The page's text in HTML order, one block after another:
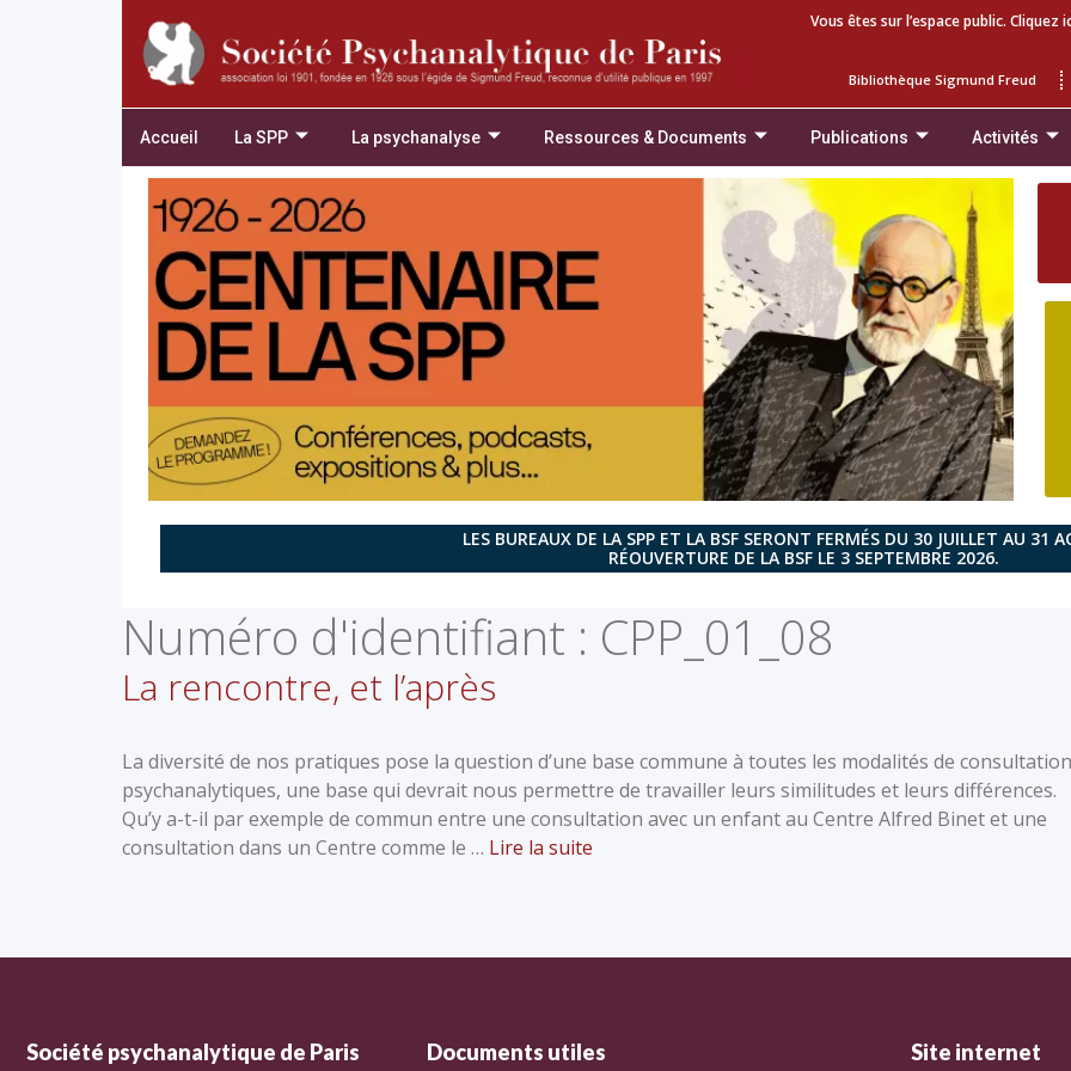
Vous êtes sur l’espace public.
Bibliothèque Sigmund Freud
Accueil La SPP La psychanalyse Ressources & Documents Publications Activités
LES BUREAUX DE LA SPP ET LA BSF SERONT FERMÉS DU 30 JUILLET AU 31
RÉOUVERTURE DE LA BSF LE 3 SEPTEMBRE 2026.
Numéro d'identifiant : CPP_01_08
La rencontre, et l’après
La diversité de nos pratiques pose la question d’une base commune à toutes les modalités de
psychanalytiques, une base qui devrait nous permettre de travailler leurs similitudes et leurs différences.
Qu’y a-t-il par exemple de commun entre une consultation avec un enfant au Centre Alfred Binet et une
consultation dans un Centre comme le … Lire la suite
Société psychanalytique de Paris Documents utiles Site internet